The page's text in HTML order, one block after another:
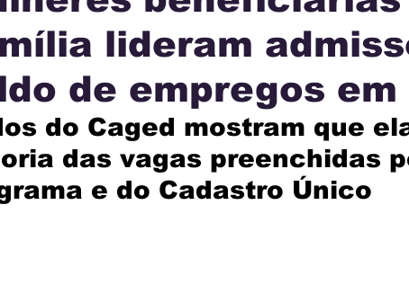
TECNOLOGIA INTERNACIONAL
lideram
de empregos em
do Caged mostram que
das vagas preenchidas
e do Cadastro Único